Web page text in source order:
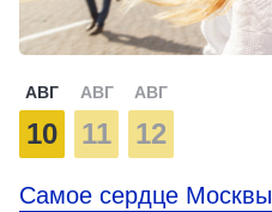
АВГ
10
АВГ
11
АВГ
12
Самое сердце